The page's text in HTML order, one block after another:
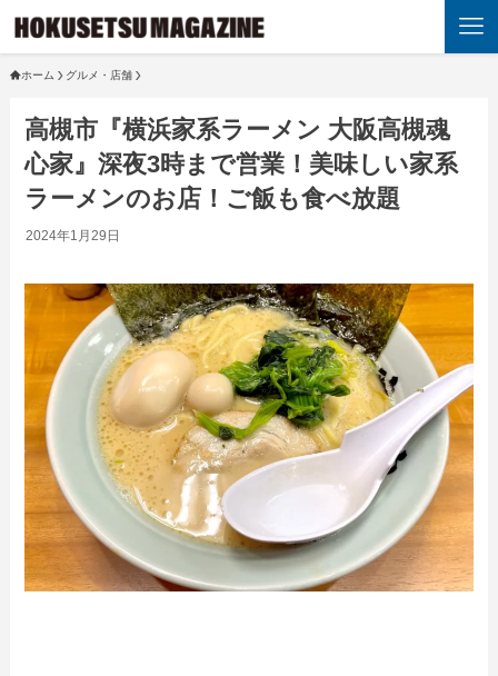
ホーム グルメ・店舗
高槻市『横浜家系ラーメン 大阪高槻魂
心家』深夜3時まで営業！美味しい家系
ラーメンのお店！ご飯も食べ放題
2024年1月29日